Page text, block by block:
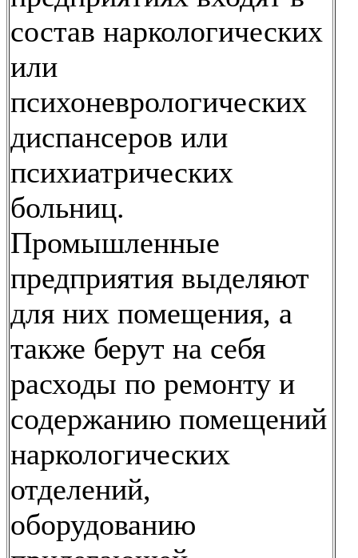
состав наркологических
или
психоневрологических
диспансеров или
психиатрических
больниц.
Промышленные
предприятия выделяют
для них помещения, а
также берут на себя
расходы по ремонту и
содержанию помещений
наркологических
отделений,
оборудованию